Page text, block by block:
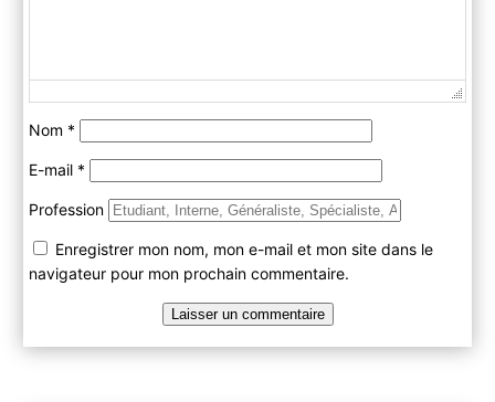
Nom *
E-mail *
Profession
Enregistrer mon nom, mon e-mail et mon site dans le
navigateur pour mon prochain commentaire.